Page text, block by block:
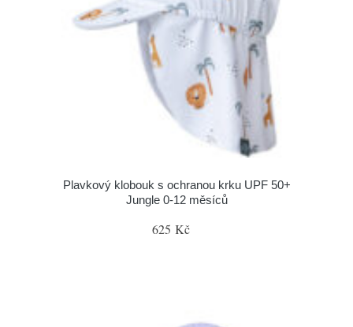
Plavkový klobouk s ochranou krku UPF 50+
Jungle 0-12 měsíců
625 Kč